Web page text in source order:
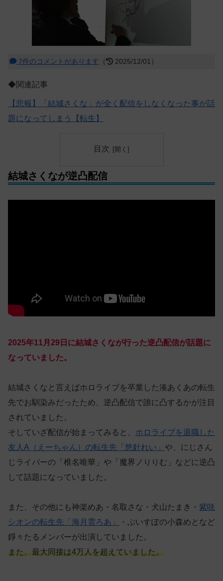
7件のコメントがあります （ 2025/12/01）
◆関連記事
【悲報】「結城さくな」が全く配信をしなくなった事が話
題になってしまう【転生】
目次
結城さくなが逆凸配信
2025年11月29日に結城さくなが行った逆凸配信が話題に
なっていました。
結城さくなと言えばホロライブを卒業した湊あくあの転生
先でお馴染みだったため、逆凸配信で誰に凸するかが注目
されていました。
そしていざ配信が始まってみると、 ホロライブを退職した
友人A（えーちゃん）の転生先「悠針れい」 や、にじさん
じライバーの「椎名唯華」や「魔界ノりりむ」などに逆凸
して話題になっていました。
また、その他にも神楽めあ・名取さな・犬山たまき・ 紫咲
シオンの転生先「海月雲ろあ」
・ぶいすぽの小森めとなど
錚々たるメンバーが出演していました。
また、最大同接は4万人を超えていました。